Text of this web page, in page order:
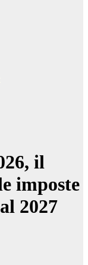
il
imposte
2027